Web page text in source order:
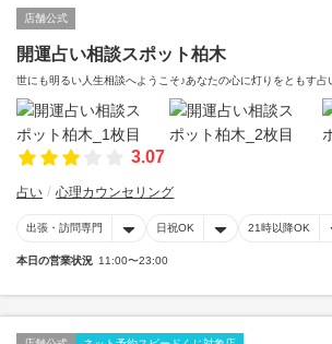
店舗公式
開運占い相談スポット柏木
世にも明るい人生相談へようこそ♪あなたの心に灯りをともす占
3.07
占い 心理カウンセリング
出張・訪問専門 日祝OK 21時以降OK
本日の営業状況 11:00〜23:00